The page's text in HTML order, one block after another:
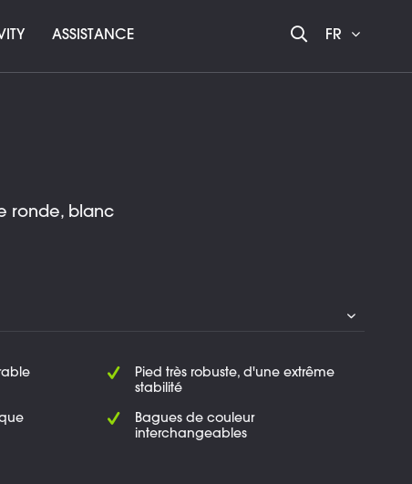
ASSISTANCE FR
ronde, blanc
Pied très robuste, d'une extrême
stabilité
Bagues de couleur
interchangeables